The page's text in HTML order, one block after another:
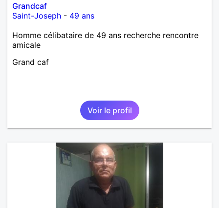
Grandcaf
Saint-Joseph - 49 ans
Homme célibataire de 49 ans recherche rencontre
amicale
Grand caf
Voir le profil